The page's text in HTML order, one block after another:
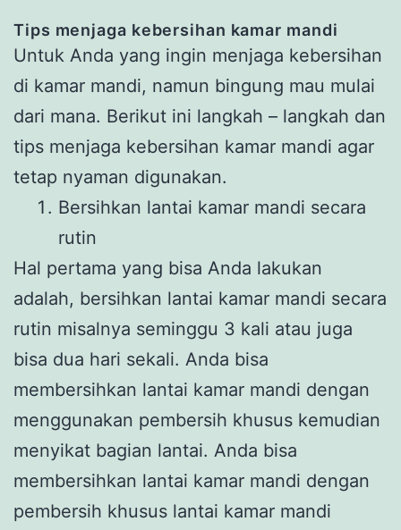
Tips menjaga kebersihan kamar mandi
Untuk Anda yang ingin menjaga kebersihan
di kamar mandi, namun bingung mau mulai
dari mana. Berikut ini langkah – langkah dan
tips menjaga kebersihan kamar mandi agar
tetap nyaman digunakan.
Bersihkan lantai kamar mandi secara
rutin
Hal pertama yang bisa Anda lakukan
adalah, bersihkan lantai kamar mandi secara
rutin misalnya seminggu 3 kali atau juga
bisa dua hari sekali. Anda bisa
membersihkan lantai kamar mandi dengan
menggunakan pembersih khusus kemudian
menyikat bagian lantai. Anda bisa
membersihkan lantai kamar mandi dengan
pembersih khusus lantai kamar mandi